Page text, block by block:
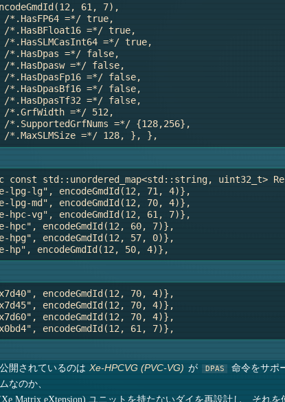
61, 7),
/*.HasFP64 =*/ true,
/*.HasBFloat16 =*/ true,
/*.HasSLMCasInt64 =*/ true,
/*.HasDpas =*/ false,
/*.HasDpasw =*/ false,
/*.HasDpasFp16 =*/ false,
/*.HasDpasBf16 =*/ false,
/*.HasDpasTf32 =*/ false,
/*.GrfWidth =*/ 512,
/*.SupportedGrfNums =*/ {128,256},
const std::unordered_map<std::string, uint32_t>
lpg-lg", encodeGmdId(12, 71, 4)},
lpg-md", encodeGmdId(12, 70, 4)},
hpc-vg", encodeGmdId(12, 61, 7)},
hpc", encodeGmdId(12, 60, 7)},
hpg", encodeGmdId(12, 57, 0)},
encodeGmdId(12, 70, 4)},
encodeGmdId(12, 70, 4)},
encodeGmdId(12, 70, 4)},
開されているのは Xe-HPCVG (PVC-VG) が DPAS 命令をサポ
なのか、
Matrix eXtension) ユニットを持たないダイを再設計し、それを